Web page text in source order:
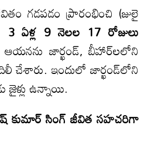
గడపడం ప్రారంభించి (జులై
3ఏళ్ల 9నెలల 17రోజులు
జార్ఖండ్, బీహార్‌లలోని
చేశారు. ఇందులో జార్ఖండ్‌లోని
జైళ్లు ఉన్నాయి.
కుమార్ సింగ్ జీవితసహచరిగా